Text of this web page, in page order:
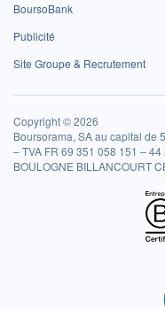
BoursoBank
Publicité
Site Groupe & Recrutement
Copyright © 2026
Boursorama, SA au capital de
– TVA FR 69 351 058 151 –
BOULOGNE BILLANCOURT